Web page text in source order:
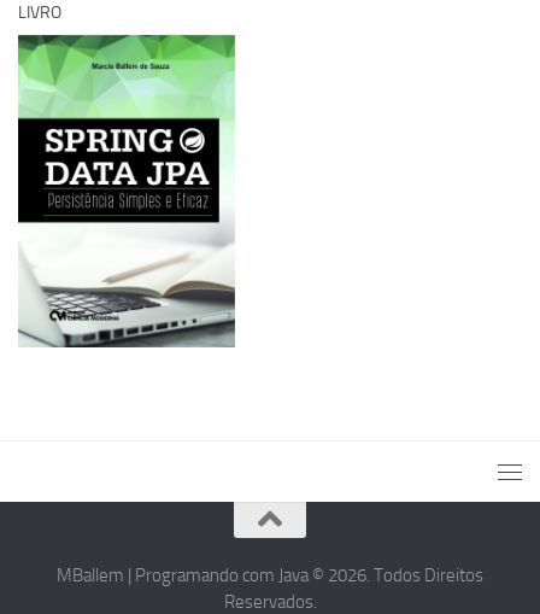
LIVRO
MBallem | Programando com Java © 2026. Todos Direitos
Reservados.